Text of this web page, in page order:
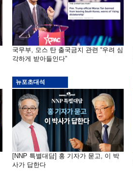
국무부, 모스 탄 출국금지 관련 “우려 심
각하게 받아들인다”
뉴포초대석
[NNP 특별대담] 홍 기자가 묻고, 이 박
사가 답한다